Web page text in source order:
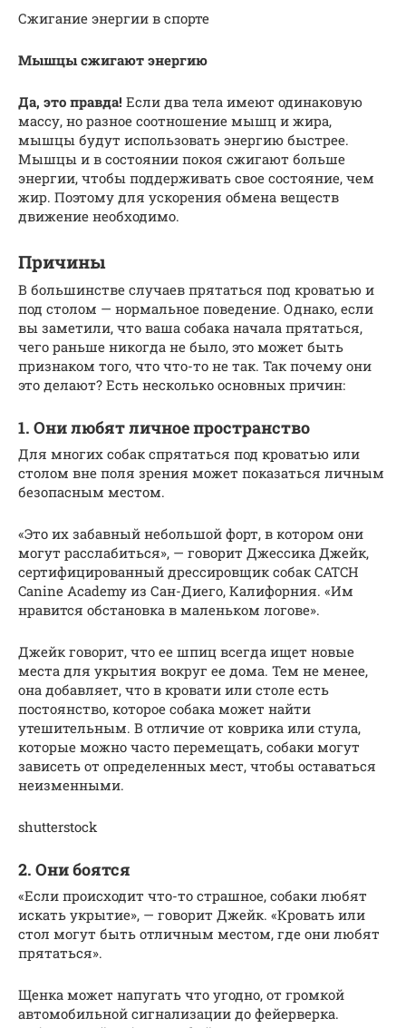
Сжигание энергии в спорте
Мышцы сжигают энергию
Да, это правда! Если два тела имеют одинаковую
массу, но разное соотношение мышц и жира,
мышцы будут использовать энергию быстрее.
Мышцы и в состоянии покоя сжигают больше
энергии, чтобы поддерживать свое состояние, чем
жир. Поэтому для ускорения обмена веществ
движение необходимо.
Причины
В большинстве случаев прятаться под кроватью и
под столом — нормальное поведение. Однако, если
вы заметили, что ваша собака начала прятаться,
чего раньше никогда не было, это может быть
признаком того, что что-то не так. Так почему они
это делают? Есть несколько основных причин:
1. Они любят личное пространство
Для многих собак спрятаться под кроватью или
столом вне поля зрения может показаться личным
безопасным местом.
«Это их забавный небольшой форт, в котором они
могут расслабиться», — говорит Джессика Джейк,
сертифицированный дрессировщик собак CATCH
Canine Academy из Сан-Диего, Калифорния. «Им
нравится обстановка в маленьком логове».
Джейк говорит, что ее шпиц всегда ищет новые
места для укрытия вокруг ее дома. Тем не менее,
она добавляет, что в кровати или столе есть
постоянство, которое собака может найти
утешительным. В отличие от коврика или стула,
которые можно часто перемещать, собаки могут
зависеть от определенных мест, чтобы оставаться
неизменными.
shutterstock
2. Они боятся
«Если происходит что-то страшное, собаки любят
искать укрытие», — говорит Джейк. «Кровать или
стол могут быть отличным местом, где они любят
прятаться».
Щенка может напугать что угодно, от громкой
автомобильной сигнализации до фейерверка.